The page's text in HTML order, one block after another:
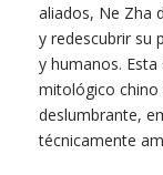
aliados, Ne Zha
y redescubrir su
y humanos.
mitológico chino
deslumbrante,
técnicamente